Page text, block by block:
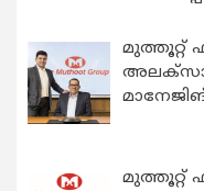
മുത്തൂറ്റ്
മുത്തൂറ്റ്